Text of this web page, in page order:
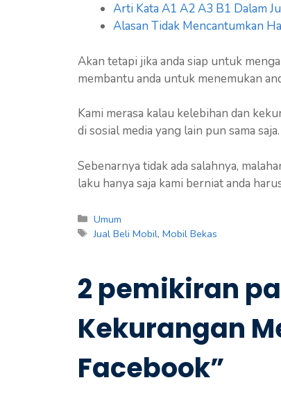
Arti Kata A1 A2 A3 B1 Dalam
Alasan Tidak Mencantumkan
Akan tetapi jika anda siap untuk
membantu anda untuk menemukan
Kami merasa kalau kelebihan dan
di sosial media yang lain pun sama saja.
Sebenarnya tidak ada salahnya,
laku hanya saja kami berniat anda
Kategori
Umum
Tag
Jual Beli Mobil,Mobil Bekas
2 pemikiran
Kekurangan
Facebook”